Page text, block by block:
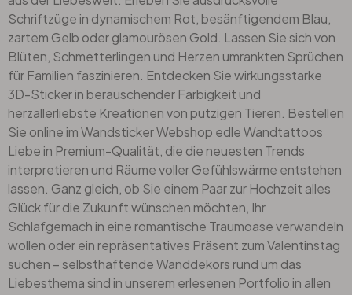
Schriftzüge in dynamischem Rot, besänftigendem Blau,
zartem Gelb oder glamourösen Gold. Lassen Sie sich von
Blüten, Schmetterlingen und Herzen umrankten Sprüchen
für Familien faszinieren. Entdecken Sie wirkungsstarke
3D-Sticker in berauschender Farbigkeit und
herzallerliebste Kreationen von putzigen Tieren. Bestellen
Sie online im Wandsticker Webshop edle Wandtattoos
Liebe in Premium-Qualität, die die neuesten Trends
interpretieren und Räume voller Gefühlswärme entstehen
lassen. Ganz gleich, ob Sie einem Paar zur Hochzeit alles
Glück für die Zukunft wünschen möchten, Ihr
Schlafgemach in eine romantische Traumoase verwandeln
wollen oder ein repräsentatives Präsent zum Valentinstag
suchen – selbsthaftende Wanddekors rund um das
Liebesthemasind in unserem erlesenen Portfolio in allen